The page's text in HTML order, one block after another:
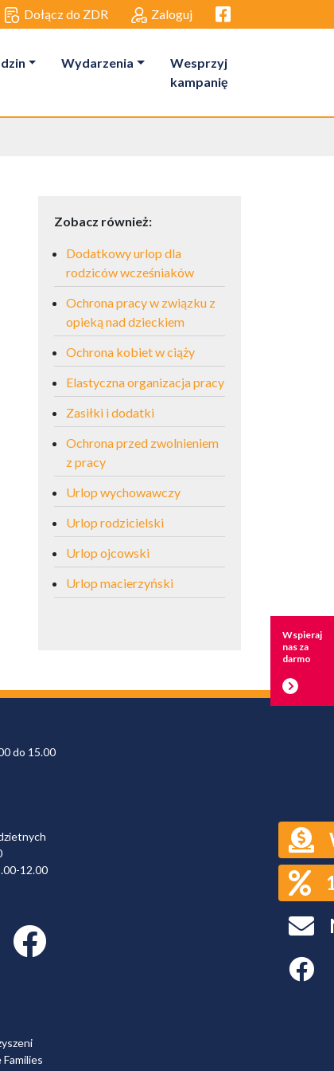
Dołącz do ZDR Zaloguj Facebook link
Wydarzenia
Wesprzyj
kampanię
Zobacz również:
Dodatkowy urlop dla
rodziców wcześniaków
Ochrona pracy w związku z
opieką nad dzieckiem
Ochrona kobiet w ciąży
Elastyczna organizacja pracy
Zasiłki i dodatki
Ochrona przed zwolnieniem
z pracy
Urlop wychowawczy
Urlop rodzicielski
Urlop ojcowski
Urlop macierzyński
do 15.00
12.00
Facebook link
Wspieraj
nas za
darmo